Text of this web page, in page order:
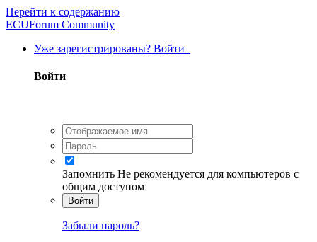
Перейти к содержанию
ECUForum Community
Уже зарегистрированы? Войти
Войти
Запомнить Не рекомендуется для компьютеров с
общим доступом
Войти
Забыли пароль?